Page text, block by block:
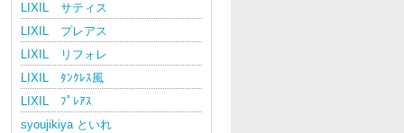
LIXIL サティス
LIXIL プレアス
LIXIL リフォレ
LIXIL ﾀﾝｸﾚｽ風
LIXIL ﾌﾟﾚｱｽ
syoujikiya といれ